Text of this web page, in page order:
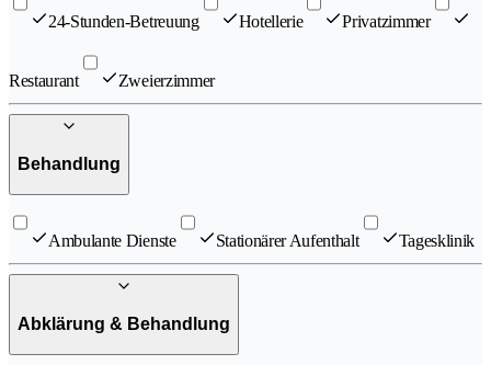
24-Stunden-Betreuung Hotellerie Privatzimmer
Restaurant Zweierzimmer
Behandlung
Ambulante Dienste Stationärer Aufenthalt Tagesklinik
Abklärung & Behandlung